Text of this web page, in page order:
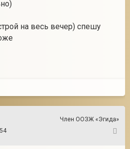
на весь вечер) спешу
Член ООЗЖ «Эгида»